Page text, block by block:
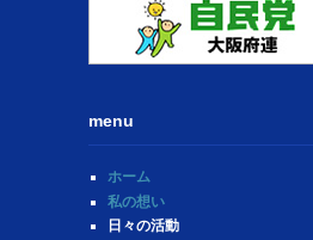
menu
ホーム
私の想い
日々の活動